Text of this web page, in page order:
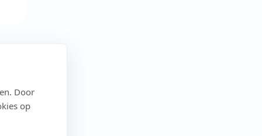
Door
op